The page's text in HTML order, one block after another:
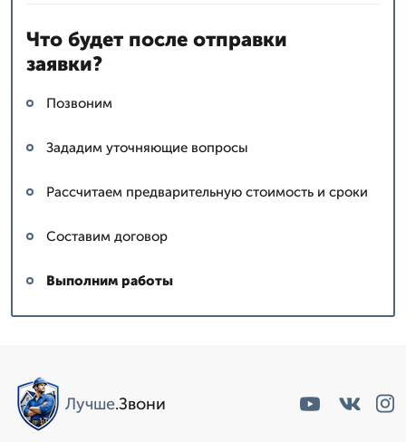
Что будет после отправки
заявки?
Позвоним
Зададим уточняющие вопросы
Рассчитаем предварительную стоимость и сроки
Составим договор
Выполним работы
Лучше.Звони